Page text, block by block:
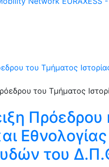
του Τμήματος
του